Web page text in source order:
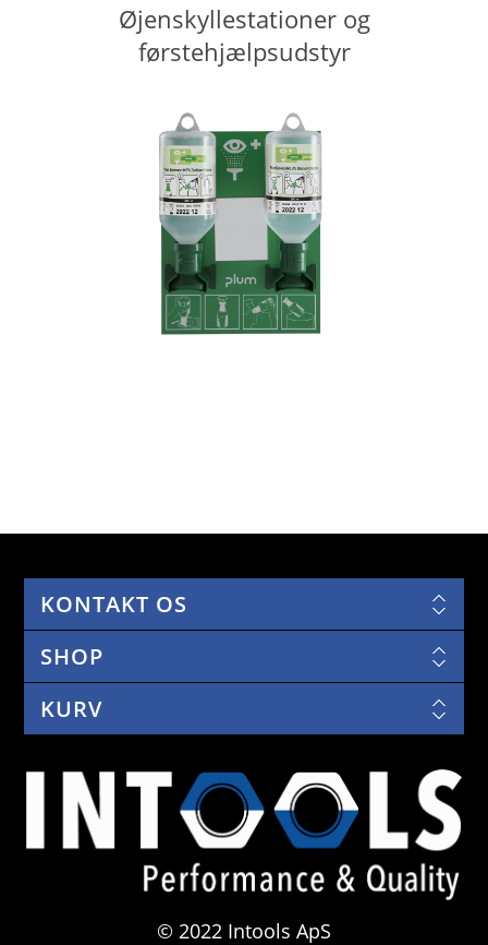
Øjenskyllestationer og
førstehjælpsudstyr
KONTAKT OS
SHOP
KURV
© 2022 Intools ApS